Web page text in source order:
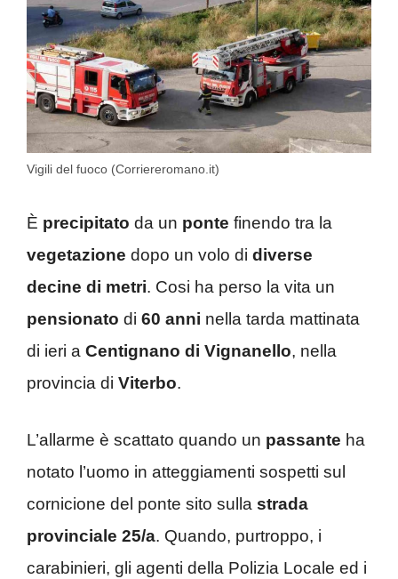
Vigili del fuoco (Corriereromano.it)
È precipitato da un ponte finendo tra la
vegetazione dopo un volo di diverse
decine di metri. Cosi ha perso la vita un
pensionato di 60 anni nella tarda mattinata
di ieri a Centignano di Vignanello, nella
provincia di Viterbo.
L’allarme è scattato quando un passante ha
notato l’uomo in atteggiamenti sospetti sul
cornicione del ponte sito sulla strada
provinciale 25/a. Quando, purtroppo, i
carabinieri, gli agenti della Polizia Locale ed i